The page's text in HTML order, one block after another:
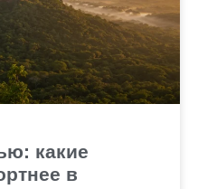
какие
в